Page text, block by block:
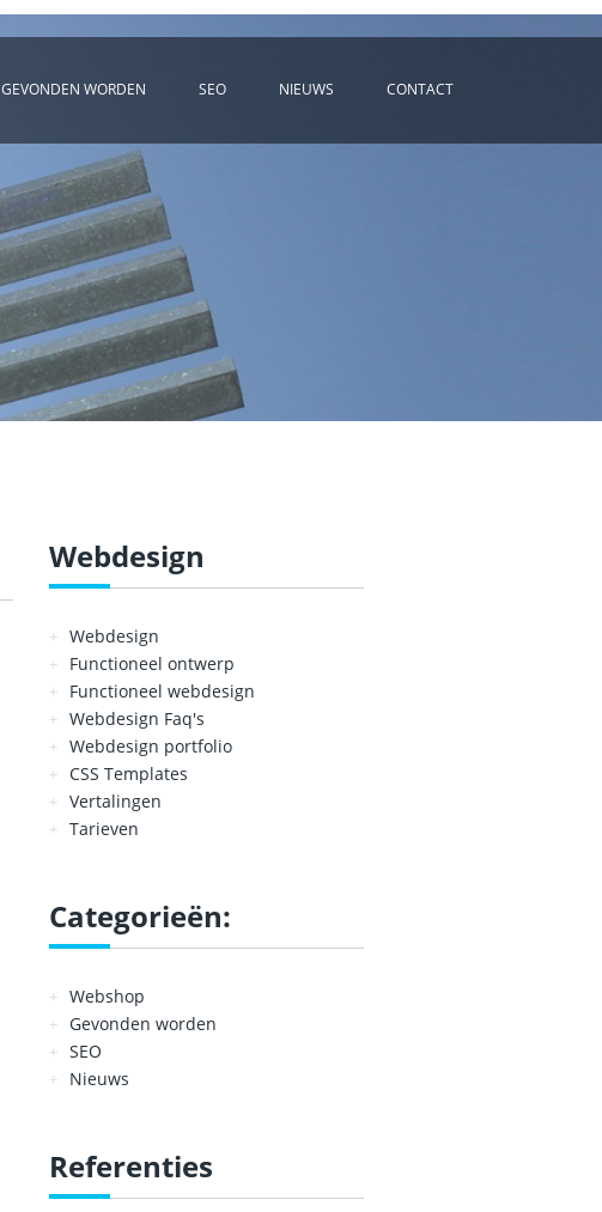
GEVONDEN WORDEN SEO NIEUWS CONTACT
Webdesign
Webdesign
Functioneel ontwerp
Functioneel webdesign
Webdesign Faq's
Webdesign portfolio
CSS Templates
Vertalingen
Tarieven
Categorieën:
Webshop
Gevonden worden
SEO
Nieuws
Referenties